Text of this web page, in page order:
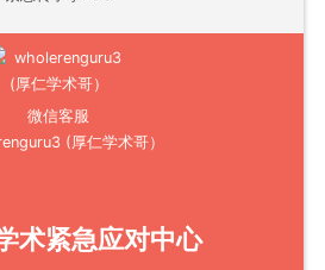
微信客服
(厚仁学术哥）
术紧急应对中心